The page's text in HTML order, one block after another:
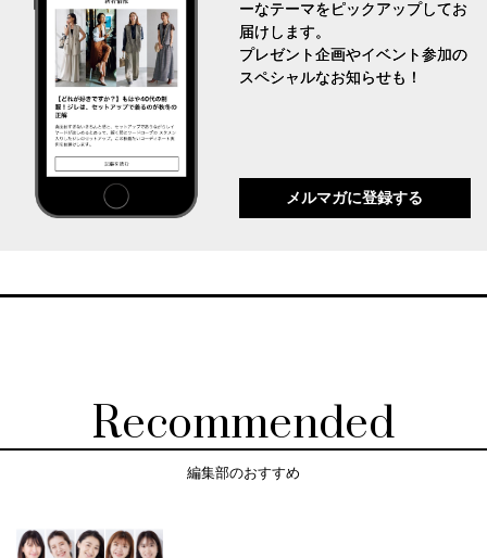
ーなテーマをピックアップしてお
届けします。
プレゼント企画やイベント参加の
スペシャルなお知らせも！
メルマガに登録する
Recommended
編集部のおすすめ